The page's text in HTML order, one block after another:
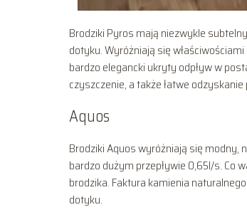
Brodziki Pyros mają niezwykle
dotyku. Wyróżniają się
bardzo elegancki ukryty odpływ w
czyszczenie, a także łatwe
Aquos
Brodziki Aquos wyróżniają się
bardzo dużym przepływie 0,65l/s. Co
brodzika. Faktura kamienia
dotyku.